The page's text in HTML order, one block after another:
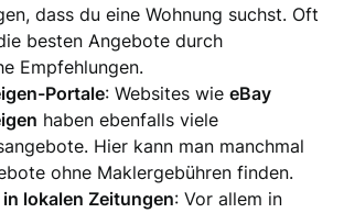
dass du eine Wohnung suchst. Oft
besten Angebote durch
Empfehlungen.
Portale: Websites wieeBay
haben ebenfalls viele
Hier kann man manchmal
ohne Maklergebühren finden.
lokalen Zeitungen: Vor allem in